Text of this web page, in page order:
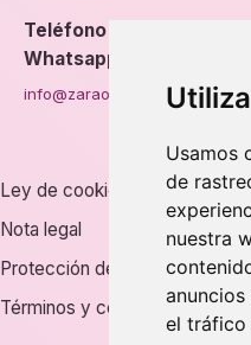
Usamos
de
nuestra
el tráfico
Teléfono
Whatsapp
info@zaraorto.com
Ley de cookies
Nota legal
Protección de datos
Términos y condiciones